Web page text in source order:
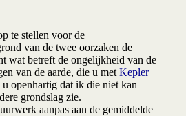
te stellen voor de
van de twee oorzaken de
wat betreft de ongelijkheid van de
van de aarde, die u met Kepler
openhartig dat ik die niet kan
grondslag zie.
aanpas aan de gemiddelde